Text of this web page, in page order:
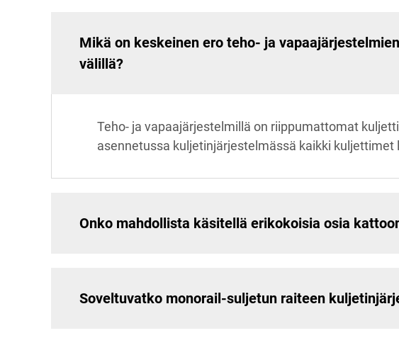
Mikä on keskeinen ero teho- ja
välillä?
Teho- ja vapaajärjestelmillä on riippumattomat
asennetussa kuljetinjärjestelmässä kaikki kuljettimet
Onko mahdollista käsitellä erikokoisia osia
Soveltuvatko monorail-suljetun raiteen